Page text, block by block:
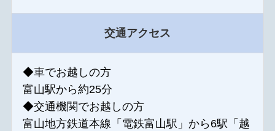
交通アクセス
◆車でお越しの方
富山駅から約25分
◆交通機関でお越しの方
富山地方鉄道本線「電鉄富山駅」から6駅「越